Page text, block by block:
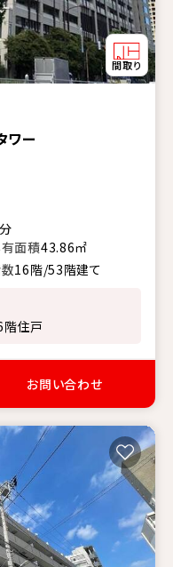
ワー
面積43.86㎡
16階/53階建て
階住戸
お問い合わせ